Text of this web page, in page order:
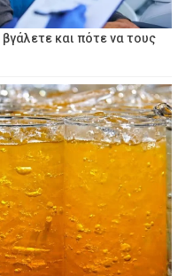
και πότε να τους